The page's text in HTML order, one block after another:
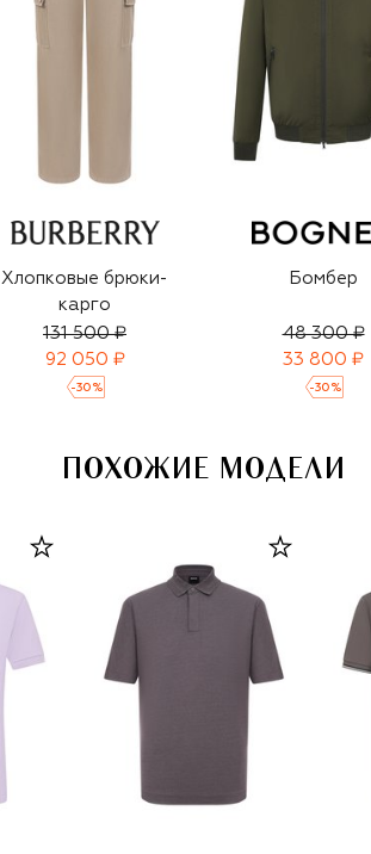
Хлопковые брюки-
карго
131 500 ₽
92 050 ₽
-30 %
Бомбер
48 300 ₽
33 800 ₽
-30 %
ПОХОЖИЕ МОДЕЛИ